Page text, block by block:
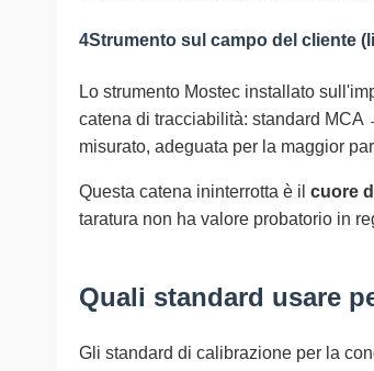
4Strumento sul campo del cliente
Lo strumento Mostec installato
catena di tracciabilità: standard
misurato, adeguata per la maggior
Questa catena ininterrotta è il cuore
taratura non ha valore probatorio in
Quali standard usare
Gli standard di calibrazione per la